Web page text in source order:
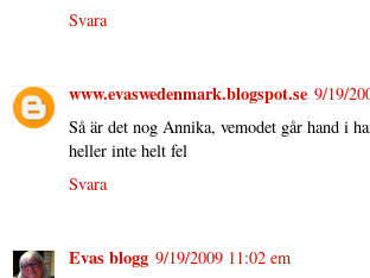
Svara
www.evaswedenmark.blogspot.se 9/19/
Så är det nog Annika, vemodet går hand i
heller inte helt fel
Svara
Evas blogg 9/19/2009 11:02 em